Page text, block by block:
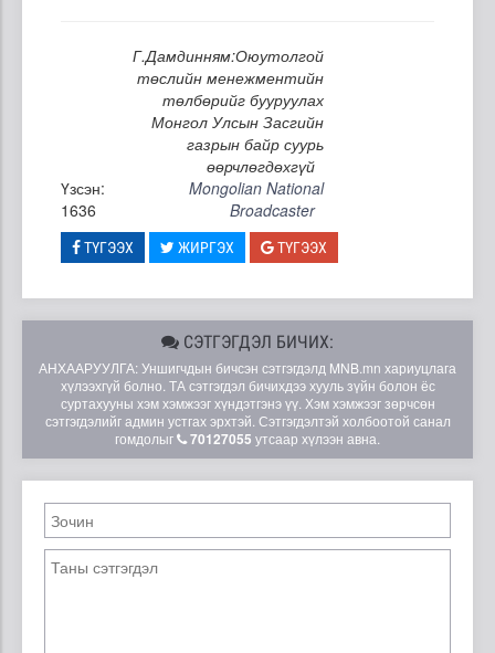
Г.Дамдинням:Оюутолгой
төслийн менежментийн
төлбөрийг бууруулах
Монгол Улсын Засгийн
газрын байр суурь
өөрчлөгдөхгүй
Үзсэн:
1636
Mongolian National
Broadcaster
ТҮГЭЭХ ЖИРГЭХ ТҮГЭЭХ
СЭТГЭГДЭЛ БИЧИХ:
АНХААРУУЛГА: Уншигчдын бичсэн сэтгэгдэлд MNB.mn хариуцлага
хүлээхгүй болно. ТА сэтгэгдэл бичихдээ хууль зүйн болон ёс
суртахууны хэм хэмжээг хүндэтгэнэ үү. Хэм хэмжээг зөрчсөн
сэтгэгдэлийг админ устгах эрхтэй. Сэтгэгдэлтэй холбоотой санал
гомдолыг
70127055 утсаар хүлээн авна.